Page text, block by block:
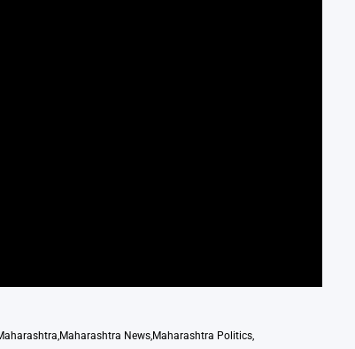
,Maharashtra News,Maharashtra Politics,